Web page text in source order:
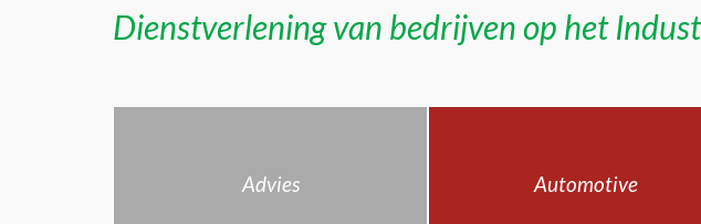
Dienstverlening van bedrijven op het
Advies Automotive